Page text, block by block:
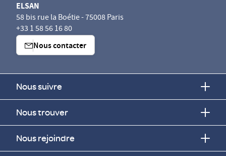
ELSAN
58 bis rue la Boétie - 75008 Paris
+33 1 58 56 16 80
Nous contacter
Nous suivre
Nous trouver
Nous rejoindre